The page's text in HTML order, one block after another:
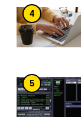
4
5